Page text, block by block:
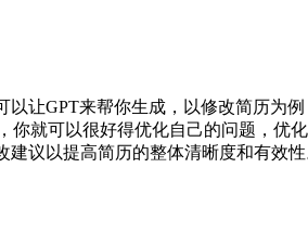
让GPT来帮你生成，以修改简历为
你就可以很好得优化自己的问题，优
议以提高简历的整体清晰度和有效